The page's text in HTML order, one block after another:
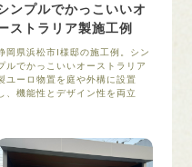
ンプルでかっこいいオ
ストラリア製施工例
岡県浜松市I様邸の施工例。シン
ルでかっこいいオーストラリア
ユーロ物置を庭や外構に設置
、機能性とデザイン性を両立